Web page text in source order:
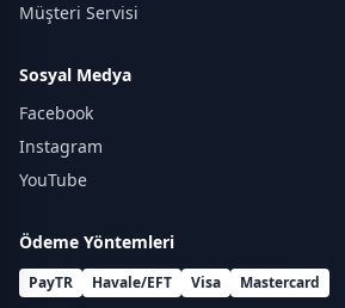
Müşteri Servisi
Sosyal Medya
Facebook
Instagram
YouTube
Ödeme Yöntemleri
PayTR Havale/EFT Visa Mastercard